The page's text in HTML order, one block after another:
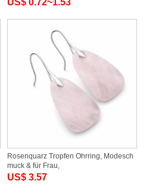
US$ 0.72~1.53
Rosenquarz Tropfen Ohrring, Modesch
muck & für Frau,
US$ 3.57